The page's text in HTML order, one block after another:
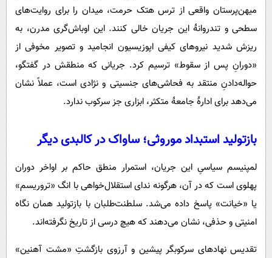
میهن‌پرستان واقعی از ترس هتک حرمت، میدان را برای روایت‌های
سطحی و تندروانۀ این جریان خالی کنند. این اوباش‌گری مدرن، به
ریزش شدید نیروهای کیفی اپوزیسیون انجامید و تصویر مخوفی از
«دورانِ پس از سقوط» ترسیم کرد. جریانی که منطقش در گفتگو،
حواله‌دادنِ منتقد به فحاشی‌های جنسیتی و نژادی است، عملاً نشان
می‌دهد برای ادارۀ جامعۀ متکثر، ابزاری جز سرکوب ندارد.
بازتولید استبداد موروثی؛ ساواک در کالبدی دیگر
لمپنیسم سیاسیِ این جریان، استمرار منطق حاکم بر اواخر دوران
پهلوی است که در آن، هرگونه ندای استقلال‌خواهی با انگ «تروریسم»
یا «خیانت» پاسخ داده می‌شد. سلطنت‌طلبان با بازتولید همان نگاه
امنیتی و حذفی، نشان می‌دهند که هیچ درسی از تاریخ نگرفته‌اند.
تقدیس نهادهای سرکوبگر پیشین و آرزوی بازگشتِ «مشت آهنین»